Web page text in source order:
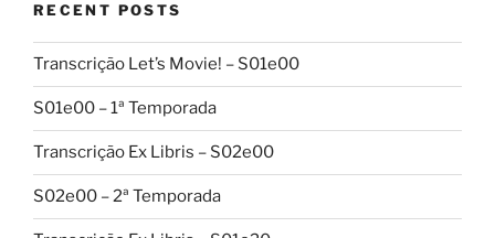
RECENT POSTS
Transcrição Let’s Movie! – S01e00
S01e00 – 1ª Temporada
Transcrição Ex Libris – S02e00
S02e00 – 2ª Temporada